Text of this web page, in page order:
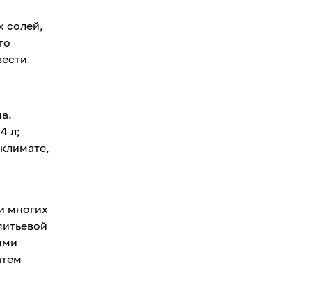
солей,
л;
многих